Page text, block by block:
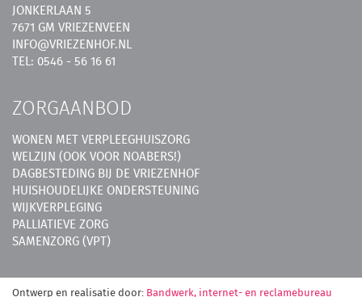
JONKERLAAN 5
7671 GM VRIEZENVEEN
INFO@VRIEZENHOF.NL
TEL: 0546 - 56 16 61
ZORGAANBOD
WONEN MET VERPLEEGHUISZORG
WELZIJN (OOK VOOR NOABERS!)
DAGBESTEDING BIJ DE VRIEZENHOF
HUISHOUDELIJKE ONDERSTEUNING
WIJKVERPLEGING
PALLIATIEVE ZORG
SAMENZORG (VPT)
Ontwerp en realisatie door: Bandwerk, internet- en reclamebureau